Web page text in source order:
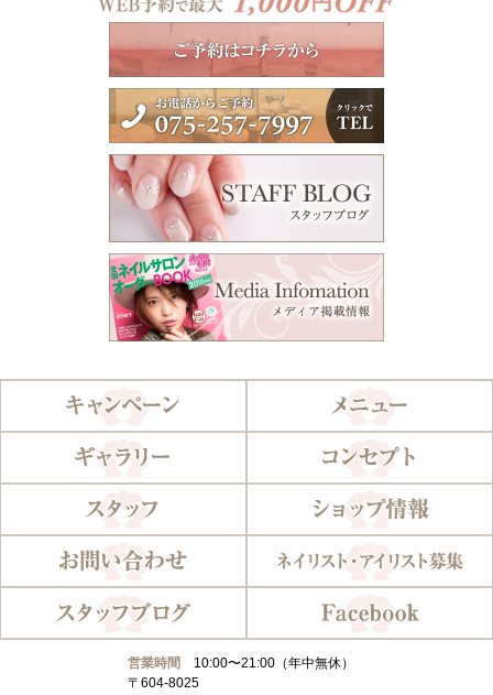
営業時間
10:00〜21:00（年中無休）
〒604-8025